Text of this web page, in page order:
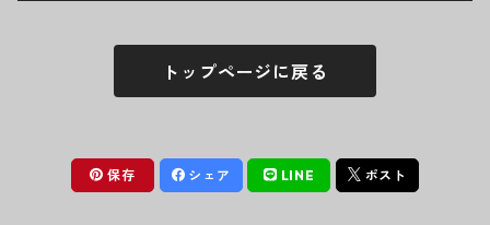
MICHAEL JACKSON
MY CHEMICAL ROMANCE
パンツ・ズボン
フィギュア
トップページに戻る
保存 シェア LINE ポスト